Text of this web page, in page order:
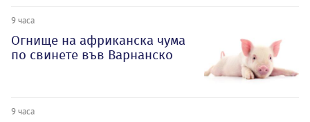
9 часа
Огнище на африканска чума
по свинете във Варнанско
9 часа